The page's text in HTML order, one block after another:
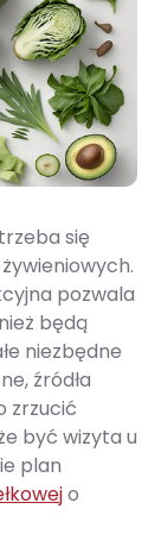
się
pozwala
będą
niezbędne
źródła
zrzucić
być wizyta u
plan
o